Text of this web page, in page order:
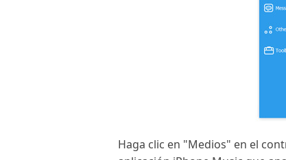
Haga clic en "Medios" en el